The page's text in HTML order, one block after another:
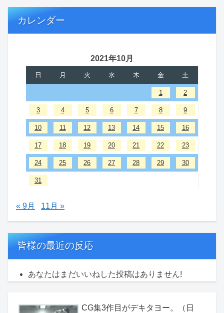
カレンダー
2021年10月
日 月 火 水 木 金 土
1 2
3 4 5 6 7 8 9
10 11 12 13 14 15 16
17 18 19 20 21 22 23
24 25 26 27 28 29 30
31
« 9月 11月 »
皆様の最近の反応
あなたはまだいいねした投稿はありません!
CG集3作目がデキタヨー。（日